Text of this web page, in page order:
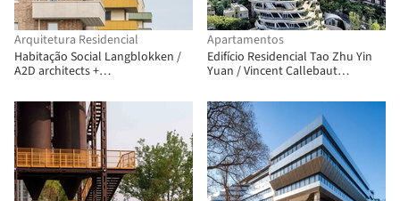
Arquitetura Residencial
Habitação Social Langblokken /
A2D architects +
Suls
Apartamentos
Edifício Residencial Tao Zhu Yin
Yuan / Vincent Callebaut